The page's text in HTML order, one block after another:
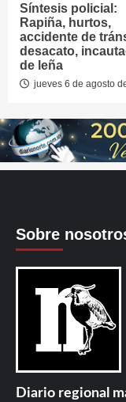
Síntesis policial:
Rapiña, hurtos,
accidente de
desacato,
de leña
jueves 6 de agosto
Sobre
Diario regional